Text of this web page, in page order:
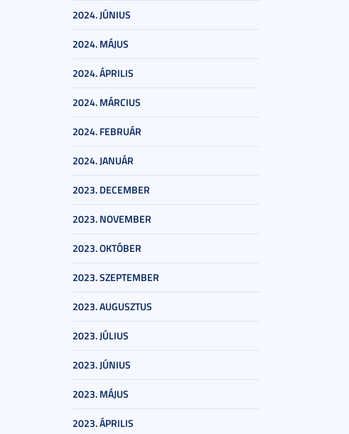
2024. JÚNIUS
2024. MÁJUS
2024. ÁPRILIS
2024. MÁRCIUS
2024. FEBRUÁR
2024. JANUÁR
2023. DECEMBER
2023. NOVEMBER
2023. OKTÓBER
2023. SZEPTEMBER
2023. AUGUSZTUS
2023. JÚLIUS
2023. JÚNIUS
2023. MÁJUS
2023. ÁPRILIS